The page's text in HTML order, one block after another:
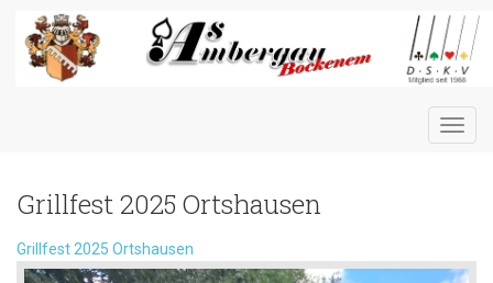
Grillfest 2025 Ortshausen
Grillfest 2025 Ortshausen